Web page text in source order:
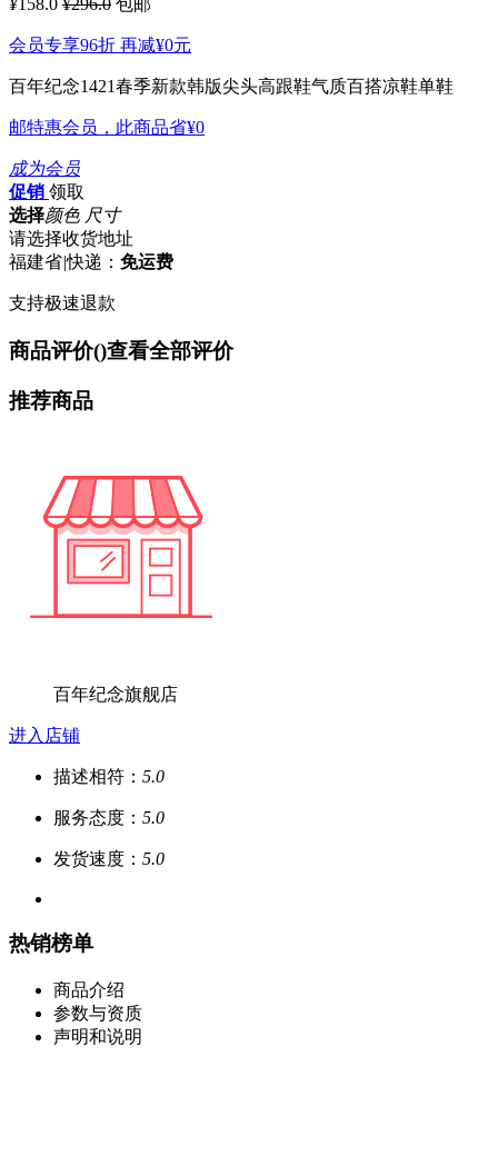
¥158.0 ¥296.0 包邮
会员专享96折 再减¥0元
百年纪念1421春季新款韩版尖头高跟鞋气质百搭凉鞋单鞋
邮特惠会员，此商品省¥0
成为会员
促销 领取
选择颜色 尺寸
请选择收货地址
福建省|快递： 免运费
支持极速退款
商品评价()查看全部评价
推荐商品
百年纪念旗舰店
进入店铺
描述相符： 5.0
服务态度： 5.0
发货速度： 5.0
热销榜单
商品介绍
参数与资质
声明和说明